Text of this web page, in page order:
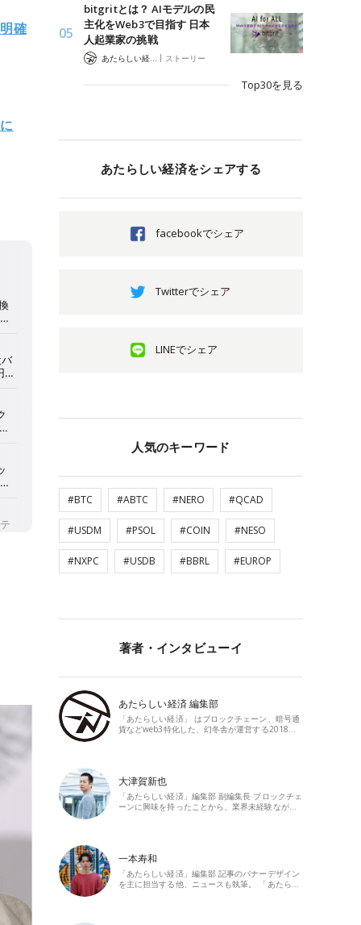
確
bitgritとは？ AIモデルの民
主化をWeb3で目指す 日本
人起業家の挑戦
| ストーリー
Top30を見る
あたらしい経済をシェアする
facebookでシェア
Twitterでシェア
LINEでシェア
人気のキーワード
#BTC #ABTC #NERO #QCAD
#USDM #PSOL #COIN #NESO
#NXPC #USDB #BBRL #EUROP
著者・インタビューイ
あたらしい経済 編集部
「あたらしい経済」 はブロックチェーン、暗号通
貨などweb3特化した、幻冬舎が運営する2018…
大津賀新也
「あたらしい経済」編集部 副編集長 ブロックチェ
ーンに興味を持ったことから、業界未経験なが…
一本寿和
「あたらしい経済」編集部 記事のバナーデザイン
を主に担当する他、ニュースも執筆。 「あたら…